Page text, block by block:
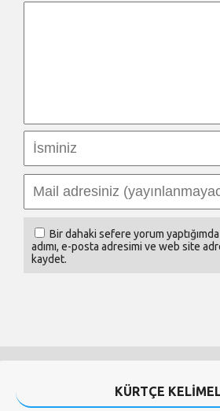
Bir dahaki sefere yorum
adımı, e-posta adresimi ve web site
kaydet.
KÜRTÇE